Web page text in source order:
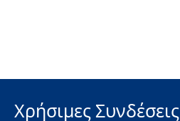
Χρήσιμες Συνδέσεις